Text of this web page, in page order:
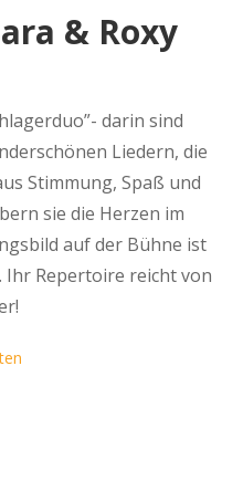
& Roxy
darin sind
Liedern, die
Stimmung, Spaß und
sie die Herzen im
auf der Bühne ist
Repertoire reicht von